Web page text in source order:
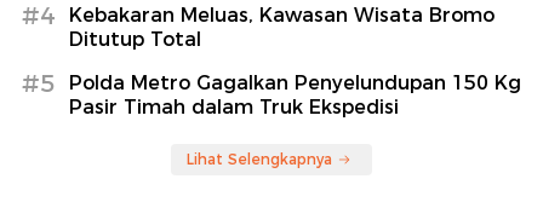
#4
Kebakaran Meluas, Kawasan Wisata Bromo
Ditutup Total
#5
Polda Metro Gagalkan Penyelundupan 150 Kg
Pasir Timah dalam Truk Ekspedisi
Lihat Selengkapnya